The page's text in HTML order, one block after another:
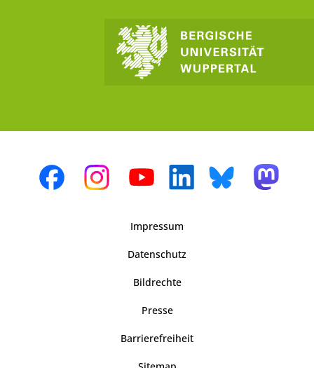
Impressum
Datenschutz
Bildrechte
Presse
Barrierefreiheit